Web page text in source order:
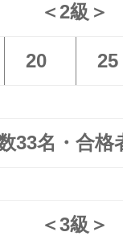
＜2級＞
20 25
33名・合格
＜3級＞